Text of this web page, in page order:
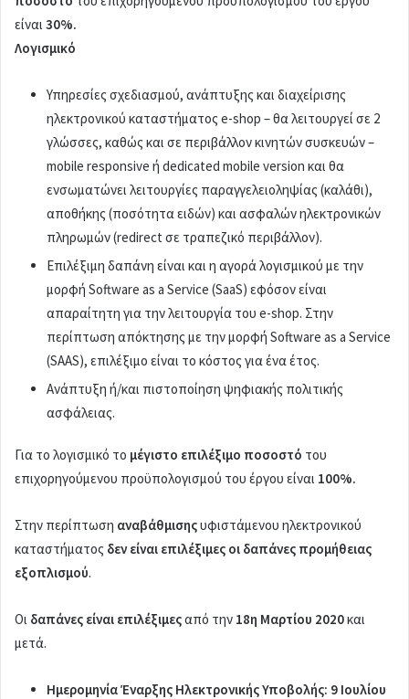
είναι 30%.
Λογισμικό
Υπηρεσίες σχεδιασμού, ανάπτυξης και διαχείρισης
ηλεκτρονικού καταστήματος e-shop – θα λειτουργεί σε 2
γλώσσες, καθώς και σε περιβάλλον κινητών συσκευών –
mobile responsive ή dedicated mobile version και θα
ενσωματώνει λειτουργίες παραγγελειοληψίας (καλάθι),
αποθήκης (ποσότητα ειδών) και ασφαλών ηλεκτρονικών
πληρωμών (redirect σε τραπεζικό περιβάλλον).
Επιλέξιμη δαπάνη είναι και η αγορά λογισμικού με την
μορφή Software as a Service (SaaS) εφόσον είναι
απαραίτητη για την λειτουργία του e-shop. Στην
περίπτωση απόκτησης με την μορφή Software as a Service
(SAAS), επιλέξιμο είναι το κόστος για ένα έτος.
Ανάπτυξη ή/και πιστοποίηση ψηφιακής πολιτικής
ασφάλειας.
Για το λογισμικό το μέγιστο επιλέξιμο ποσοστό του
επιχορηγούμενου προϋπολογισμού του έργου είναι 100%.
Στην περίπτωση αναβάθμισηςυφιστάμενου ηλεκτρονικού
καταστήματος δεν είναι επιλέξιμες οι δαπάνες προμήθειας
εξοπλισμού.
Οι δαπάνες είναι επιλέξιμεςαπό την 18η Μαρτίου 2020και
μετά.
Ημερομηνία Έναρξης Ηλεκτρονικής Υποβολής: 9 Ιουλίου